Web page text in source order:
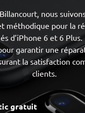
nous
méthodique pour la
d’iPhone 6 et 6
garantir une
la satisfaction
clients.
gratuit